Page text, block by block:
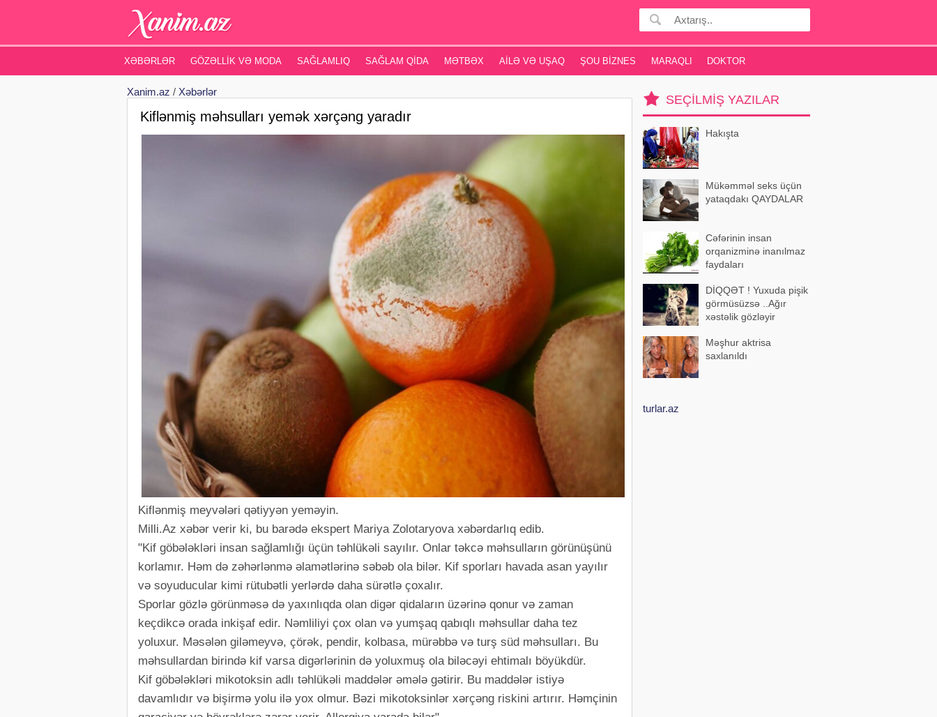
XƏBƏRLƏR GÖZƏLLIK VƏ MODA SAĞLAMLIQ SAĞLAM QIDA MƏTBƏX AILƏ VƏ UŞAQ ŞOU BIZNES MARAQLI DOKTOR
Xanim.az / Xəbərlər
Kiflənmiş məhsulları yemək xərçəng yaradır
Kiflənmiş meyvələri qətiyyən yeməyin.
Milli.Az xəbər verir ki, bu barədə ekspert Mariya Zolotaryova xəbərdarlıq edib.
"Kif göbələkləri insan sağlamlığı üçün təhlükəli sayılır. Onlar təkcə məhsulların görünüşünü
korlamır. Həm də zəhərlənmə əlamətlərinə səbəb ola bilər. Kif sporları havada asan yayılır
və soyuducular kimi rütubətli yerlərdə daha sürətlə çoxalır.
Sporlar gözlə görünməsə də yaxınlıqda olan digər qidaların üzərinə qonur və zaman
keçdikcə orada inkişaf edir. Nəmliliyi çox olan və yumşaq qabıqlı məhsullar daha tez
yoluxur. Məsələn giləmeyvə, çörək, pendir, kolbasa, mürəbbə və turş süd məhsulları. Bu
məhsullardan birində kif varsa digərlərinin də yoluxmuş ola biləcəyi ehtimalı böyükdür.
Kif göbələkləri mikotoksin adlı təhlükəli maddələr əmələ gətirir. Bu maddələr istiyə
davamlıdır və bişirmə yolu ilə yox olmur. Bəzi mikotoksinlər xərçəng riskini artırır. Həmçinin
SEÇILMIŞ YAZILAR
Hakışta
Mükəmməl seks üçün
yataqdakı QAYDALAR
Cəfərinin insan
orqanizminə inanılmaz
faydaları
DİQQƏT ! Yuxuda pişik
görmüsüzsə ..Ağır
xəstəlik gözləyir
Məşhur aktrisa
saxlanıldı
turlar.az